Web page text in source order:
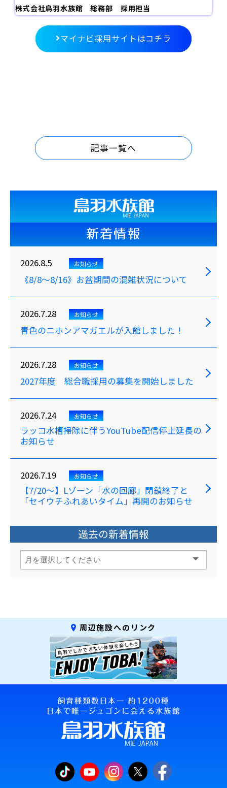
株式会社鳥羽水族館 総務部 採用担当
マイナビ採用サイトはコチラ
記事一覧へ
新着情報
2026.8.5 お知らせ
《8/8～8/16》お盆期間の混雑状況について
2026.7.28 お知らせ
青色のニホンアマガエルが入館しました！
2026.7.28 お知らせ
2027年度 総合職採用の募集を開始しました
2026.7.24 お知らせ
ラッコ水槽掃除に伴うYouTube配信停止延長の
お知らせ
2026.7.19 お知らせ
【7/20～】Lゾーン「水の回廊」閉鎖終了と
「セイウチふれあいタイム」再開のお知らせ
過去の新着情報
周辺施設へのリンク